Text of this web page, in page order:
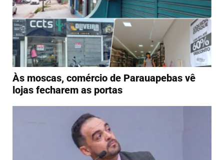
Às moscas, comércio de Parauapebas vê
lojas fecharem as portas